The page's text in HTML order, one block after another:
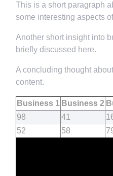
This is a short paragraph
some interesting aspects
Another short insight into
briefly discussed here.
A concluding thought
content.
Business 1 Business 2
98
41
52
58